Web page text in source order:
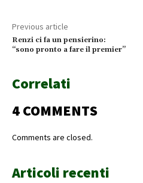
Previous article
Renzi ci fa un pensierino:
“sono pronto a fare il premier”
Correlati
4 COMMENTS
Comments are closed.
Articoli recenti